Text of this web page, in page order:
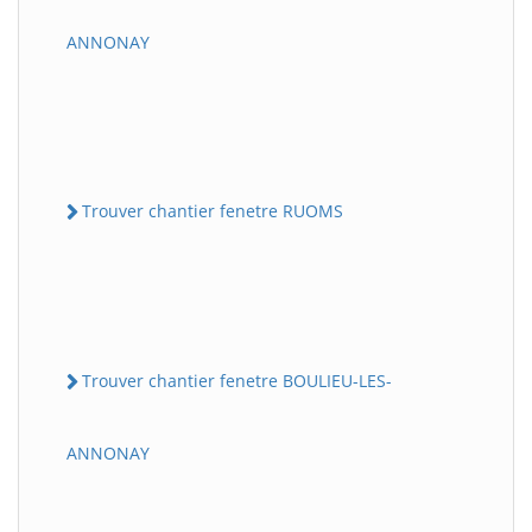
ANNONAY
Trouver chantier fenetre RUOMS
Trouver chantier fenetre BOULIEU-LES-
ANNONAY